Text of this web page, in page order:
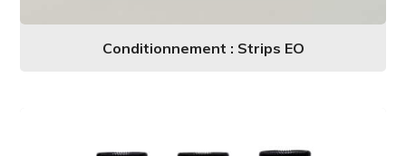
Conditionnement : Strips EO